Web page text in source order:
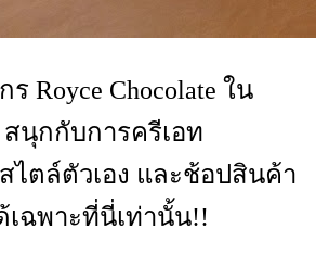
Royce Chocolate ใน
สนุกกับการครีเอท
ไตล์ตัวเอง และช้อปสินค้า
ฉพาะที่นี่เท่านั้น!!